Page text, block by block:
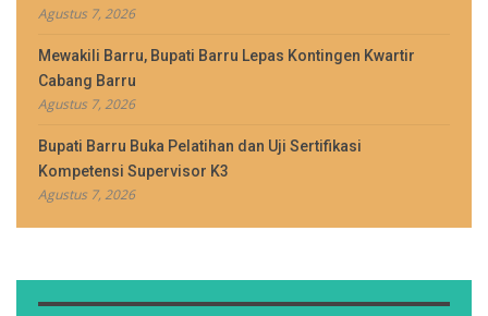
Agustus 7, 2026
Mewakili Barru, Bupati Barru Lepas Kontingen Kwartir
Cabang Barru
Agustus 7, 2026
Bupati Barru Buka Pelatihan dan Uji Sertifikasi
Kompetensi Supervisor K3
Agustus 7, 2026